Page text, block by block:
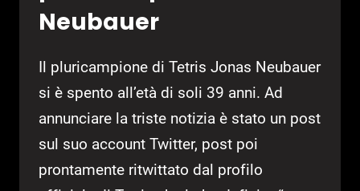
Neubauer
Il pluricampione di Tetris Jonas Neubauer
si è spento all’età di soli 39 anni. Ad
annunciare la triste notizia è stato un post
sul suo account Twitter, post poi
prontamente ritwittato dal profilo